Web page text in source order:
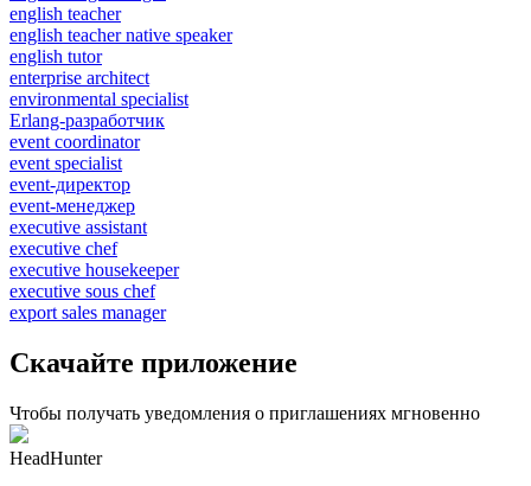
english teacher
english teacher native speaker
english tutor
enterprise architect
environmental specialist
Erlang-разработчик
event coordinator
event specialist
event-директор
event-менеджер
executive assistant
executive chef
executive housekeeper
executive sous chef
export sales manager
Скачайте приложение
Чтобы получать уведомления о приглашениях мгновенно
HeadHunter